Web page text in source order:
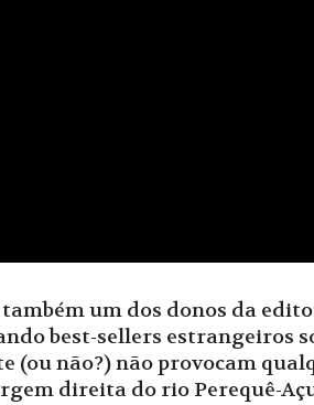
um dos donos da
best-sellers estrangeiros
(ou não?) não provocam
direita do rio Perequê-